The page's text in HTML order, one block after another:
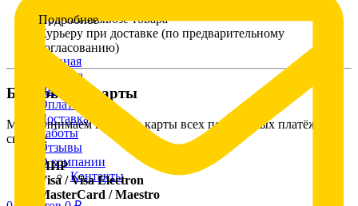
Подробнее
Главная
Укладка
Цены
Оплата
Доставка
Работы
Отзывы
О компании
Контакты
При самовывозе товара
Курьеру при доставке (по предварительному
согласованию)
Банковские карты
Мы принимаем к оплате карты всех популярных платёжных
систем:
МИР
Visa / Visa Electron
MasterCard / Maestro